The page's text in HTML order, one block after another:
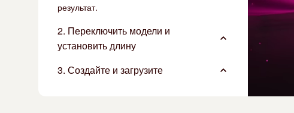
результат.
2. Переключить модели и
установить длину
3. Создайте и загрузите